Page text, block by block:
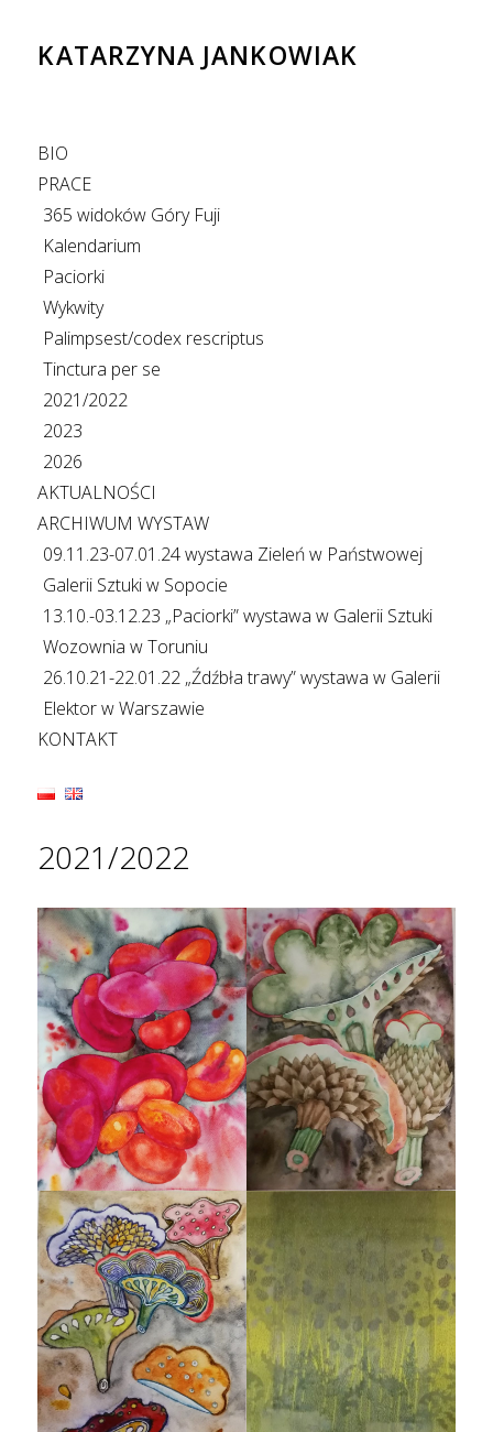
KATARZYNA JANKOWIAK
BIO
PRACE
365 widoków Góry Fuji
Kalendarium
Paciorki
Wykwity
Palimpsest/codex rescriptus
Tinctura per se
2021/2022
2023
2026
AKTUALNOŚCI
ARCHIWUM WYSTAW
09.11.23-07.01.24 wystawa Zieleń w Państwowej
Galerii Sztuki w Sopocie
13.10.-03.12.23 „Paciorki” wystawa w Galerii Sztuki
Wozownia w Toruniu
26.10.21-22.01.22 „Źdźbła trawy” wystawa w Galerii
Elektor w Warszawie
KONTAKT
2021/2022